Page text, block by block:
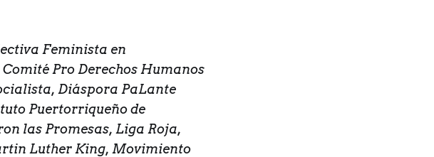
Feminista en
Pro Derechos Humanos
Diáspora PaLante
Puertorriqueño de
las Promesas, Liga Roja,
Luther King, Movimiento